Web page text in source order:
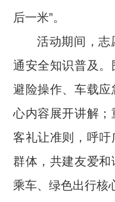
后一米”。
活动期间，志
通安全知识普及
避险操作、车载
心内容展开讲解
客礼让准则，呼
群体，共建友爱
乘车、绿色出行核